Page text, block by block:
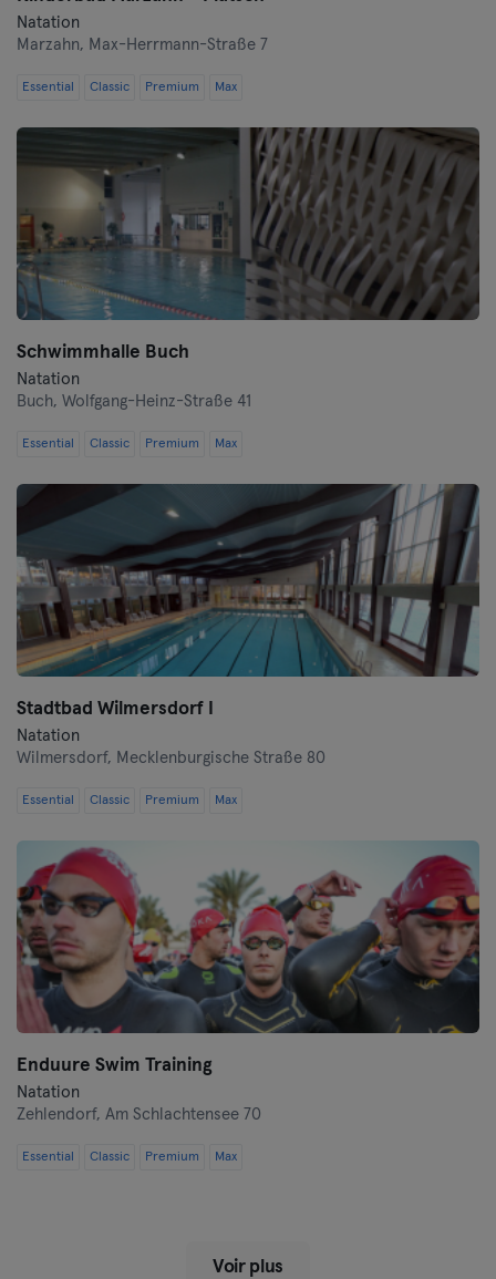
Natation
Marzahn, Max-Herrmann-Straße 7
Essential Classic Premium Max
Schwimmhalle Buch
Natation
Buch, Wolfgang-Heinz-Straße 41
Essential Classic Premium Max
Stadtbad Wilmersdorf I
Natation
Wilmersdorf, Mecklenburgische Straße 80
Essential Classic Premium Max
Enduure Swim Training
Natation
Zehlendorf, Am Schlachtensee 70
Essential Classic Premium Max
Voir plus